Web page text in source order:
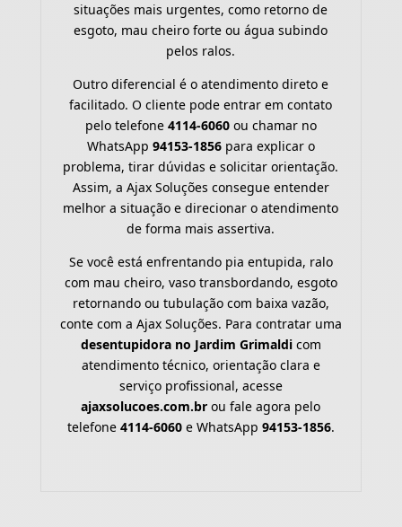
situações mais urgentes, como retorno de
esgoto, mau cheiro forte ou água subindo
pelos ralos.
Outro diferencial é o atendimento direto e
facilitado. O cliente pode entrar em contato
pelo telefone 4114-6060ou chamar no
WhatsApp 94153-1856para explicar o
problema, tirar dúvidas e solicitar orientação.
Assim, a Ajax Soluções consegue entender
melhor a situação e direcionar o atendimento
de forma mais assertiva.
Se você está enfrentando pia entupida, ralo
com mau cheiro, vaso transbordando, esgoto
retornando ou tubulação com baixa vazão,
conte com a Ajax Soluções. Para contratar uma
desentupidora no Jardim Grimaldicom
atendimento técnico, orientação clara e
serviço profissional, acesse
ajaxsolucoes.com.br ou fale agora pelo
telefone 4114-6060e WhatsApp 94153-1856.